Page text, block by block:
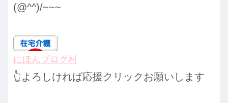
(@^^)/~~~
にほんブログ村
👆よろしければ応援クリックお願いします